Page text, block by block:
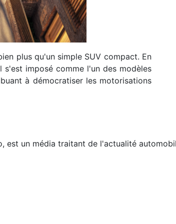
plus qu'un simple SUV compact. En
imposé comme l'un des modèles
à démocratiser les motorisations
est un média traitant de l'actualité